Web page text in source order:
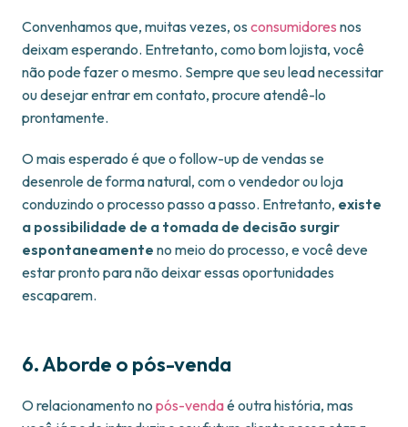
Convenhamos que, muitas vezes, os consumidores nos
deixam esperando. Entretanto, como bom lojista, você
não pode fazer o mesmo. Sempre que seu lead necessitar
ou desejar entrar em contato, procure atendê-lo
prontamente.
O mais esperado é que o follow-up de vendas se
desenrole de forma natural, com o vendedor ou loja
conduzindo o processo passo a passo. Entretanto, existe
a possibilidade de a tomada de decisão surgir
espontaneamente no meio do processo, e você deve
estar pronto para não deixar essas oportunidades
escaparem.
6. Aborde o pós-venda
O relacionamento no pós-vendaé outra história, mas